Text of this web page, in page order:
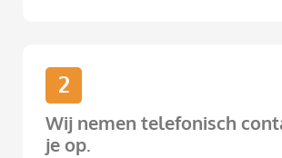
2
Wij nemen telefonisch
je op.